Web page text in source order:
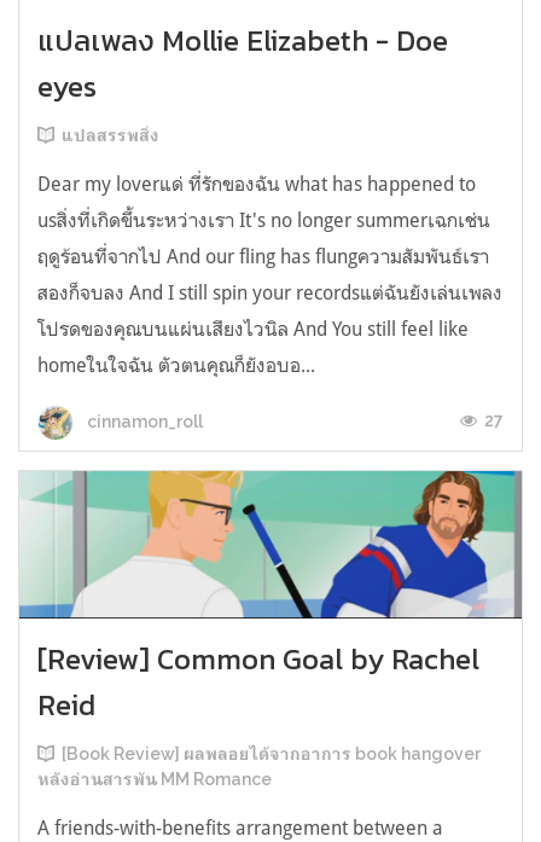
แปลเพลง Mollie Elizabeth - Doe
eyes
แปลสรรพสิ่ง
Dear my loverแด่ ที่รักของฉัน what has happened to
usสิ่งที่เกิดขึ้นระหว่างเรา It's no longer summerเฉกเช่น
ฤดูร้อนที่จากไป And our fling has flungความสัมพันธ์เรา
สองก็จบลง And I still spin your recordsแต่ฉันยังเล่นเพลง
โปรดของคุณบนแผ่นเสียงไวนิล And You still feel like
homeในใจฉัน ตัวตนคุณก็ยังอบอ...
cinnamon_roll 27
[Review] Common Goal by Rachel
Reid
[Book Review] ผลพลอยได้จากอาการ book hangover
หลังอ่านสารพัน MM Romance
A friends-with-benefits arrangement between a